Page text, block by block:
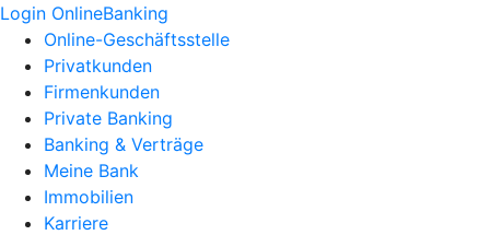
Login OnlineBanking
Online-Geschäftsstelle
Privatkunden
Firmenkunden
Private Banking
Banking & Verträge
Meine Bank
Immobilien
Karriere